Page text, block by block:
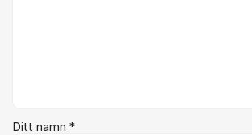
Ditt namn *